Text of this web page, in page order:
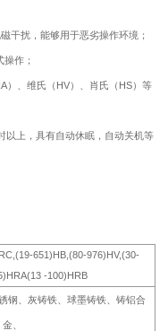
干扰，能够用于恶劣操作环境；
作；
）、维氏（HV）、肖氏（HS）等
以上，具有自动休眠，自动关机等
651)HB,(80-976)HV,(30-
-100)HRB
钢、灰铸铁、球墨铸铁、铸铝合
金、